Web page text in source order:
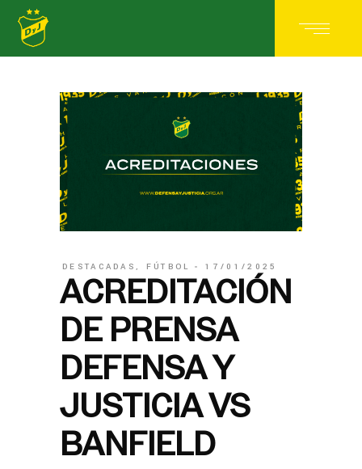
DESTACADAS , FÚTBOL 17/01/2025
ACREDITACIÓN
DE PRENSA
DEFENSA Y
JUSTICIA VS
BANFIELD